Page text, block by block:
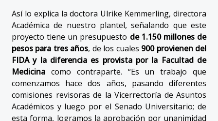
Así lo explica la doctora Ulrike Kemmerling, directora
Académica de nuestro plantel, señalando que este
proyecto tiene un presupuesto de 1.150 millones de
pesos para tres años, de los cuales 900 provienen del
FIDA y la diferencia es provista por la Facultad de
Medicina como contraparte. “Es un trabajo que
comenzamos hace dos años, pasando diferentes
comisiones revisoras de la Vicerrectoría de Asuntos
Académicos y luego por el Senado Universitario; de
esta forma, logramos la aprobación por unanimidad